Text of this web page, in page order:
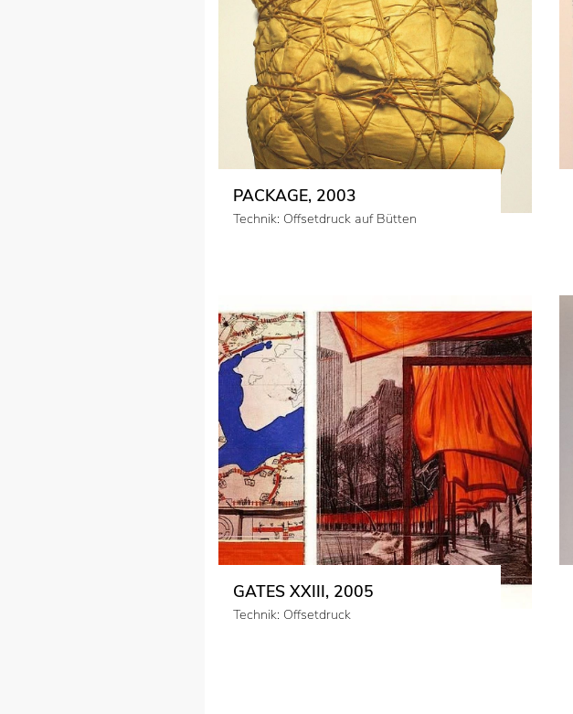
PACKAGE, 2003
Technik: Offsetdruck auf Bütten
GATES XXIII, 2005
Technik: Offsetdruck